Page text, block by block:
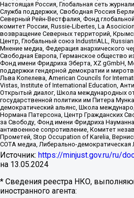
Настоящая Россия, Глобальная сеть
Служба поддержки, Свободная Россия
Северный Рейн-Вестфалия, Фонд
комитет России, Russie-Libertes, La
возвращение Северных территорий,
Центр, Глобальный союз IndustriALL,
Мнение медиа, Федерация анархического
Свободная Европа, Германское общество
Фонд имени Фридриха Эберта, XZ gGmbH,
поддержки гендерной демократии и
Льва Копелева, American Councils for
Vistas, Institute of International Education,
Открытый диалог, Школа международных
государственной политики им Питера
демократический альянс, Школа
Нормана Патерсона, Центр Гражданских
за Свободу, Фонд имени Фридриха
антивоенное сопротивление, Комитет
Прометей, Stop Occupation of Karelia,
СОТА медиа, Либерально-демократическая
Источник: https://minjust.gov.ru/ru/
на 13.05.2024
* Сведения реестра НКО,
иностранного агента: